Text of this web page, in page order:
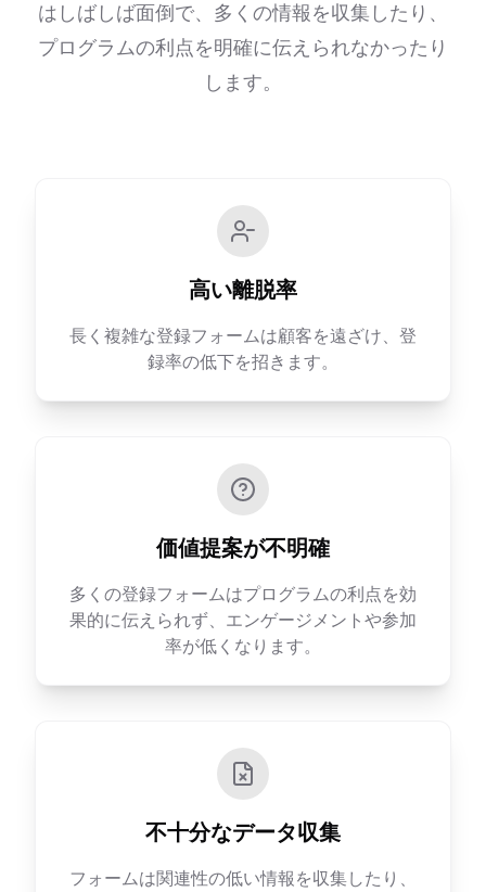
はしばしば面倒で、多くの情報を収集したり、
プログラムの利点を明確に伝えられなかったり
します。
高い離脱率
長く複雑な登録フォームは顧客を遠ざけ、登
録率の低下を招きます。
価値提案が不明確
多くの登録フォームはプログラムの利点を効
果的に伝えられず、エンゲージメントや参加
率が低くなります。
不十分なデータ収集
フォームは関連性の低い情報を収集したり、